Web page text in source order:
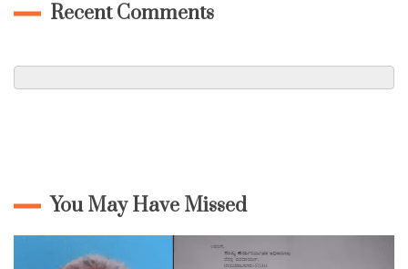
Recent Comments
You May Have Missed